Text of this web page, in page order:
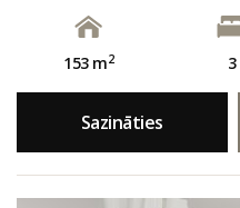
153 m2 3
Sazināties